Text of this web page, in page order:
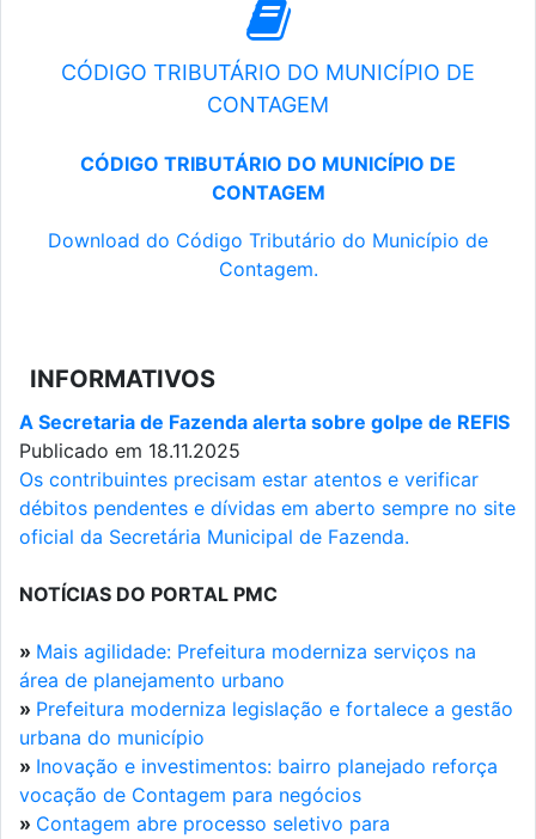
CÓDIGO TRIBUTÁRIO DO MUNICÍPIO DE
CONTAGEM
CÓDIGO TRIBUTÁRIO DO MUNICÍPIO DE
CONTAGEM
Download do Código Tributário do Município de
Contagem.
INFORMATIVOS
A Secretaria de Fazenda alerta sobre golpe de REFIS
Publicado em 18.11.2025
Os contribuintes precisam estar atentos e verificar
débitos pendentes e dívidas em aberto sempre no site
oficial da Secretária Municipal de Fazenda.
NOTÍCIAS DO PORTAL PMC
» Mais agilidade: Prefeitura moderniza serviços na
área de planejamento urbano
» Prefeitura moderniza legislação e fortalece a gestão
urbana do município
» Inovação e investimentos: bairro planejado reforça
vocação de Contagem para negócios
» Contagem abre processo seletivo para